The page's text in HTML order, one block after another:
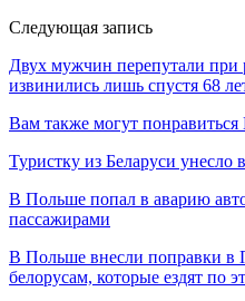
Следующая запись
Двух мужчин перепутали
извинились лишь спустя 68
Вам также могут понравиться
Туристку из Беларуси унесло
В Польше попал в аварию
пассажирами
В Польше внесли поправки в
белорусам, которые ездят по